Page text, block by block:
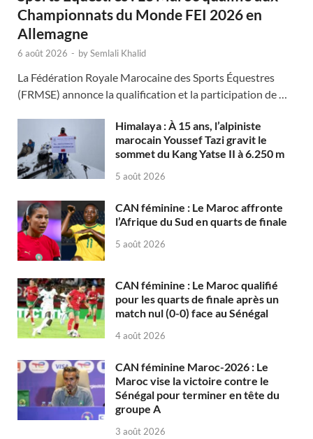
Championnats du Monde FEI 2026 en
Allemagne
6 août 2026 - bySemlali Khalid
La Fédération Royale Marocaine des Sports Équestres
(FRMSE) annonce la qualification et la participation de …
Himalaya : À 15 ans, l’alpiniste
marocain Youssef Tazi gravit le
sommet du Kang Yatse II à 6.250 m
5 août 2026
CAN féminine : Le Maroc affronte
l’Afrique du Sud en quarts de finale
5 août 2026
CAN féminine : Le Maroc qualifié
pour les quarts de finale après un
match nul (0-0) face au Sénégal
4 août 2026
CAN féminine Maroc-2026 : Le
Maroc vise la victoire contre le
Sénégal pour terminer en tête du
groupe A
3 août 2026